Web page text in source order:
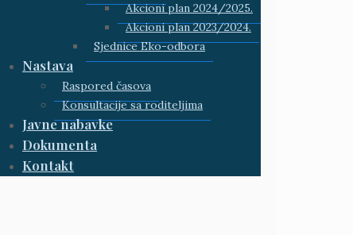
Akcioni plan 2024/2025.
Akcioni plan 2023/2024.
Sjednice Eko-odbora
Nastava
Raspored časova
Konsultacije sa roditeljima
Javne nabavke
Dokumenta
Kontakt